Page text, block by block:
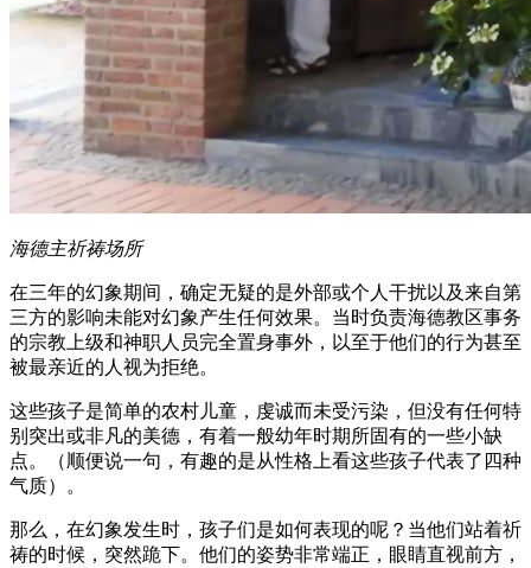
海德主祈祷场所
在三年的幻象期间，确定无疑的是外部或个人干扰以及来自第
三方的影响未能对幻象产生任何效果。当时负责海德教区事务
的宗教上级和神职人员完全置身事外，以至于他们的行为甚至
被最亲近的人视为拒绝。
这些孩子是简单的农村儿童，虔诚而未受污染，但没有任何特
别突出或非凡的美德，有着一般幼年时期所固有的一些小缺
点。（顺便说一句，有趣的是从性格上看这些孩子代表了四种
气质）。
那么，在幻象发生时，孩子们是如何表现的呢？当他们站着祈
祷的时候，突然跪下。他们的姿势非常端正，眼睛直视前方，